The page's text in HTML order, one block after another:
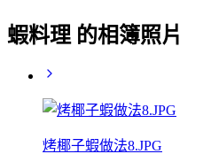
蝦料理 的相簿照片
烤椰子蝦做法8.JPG